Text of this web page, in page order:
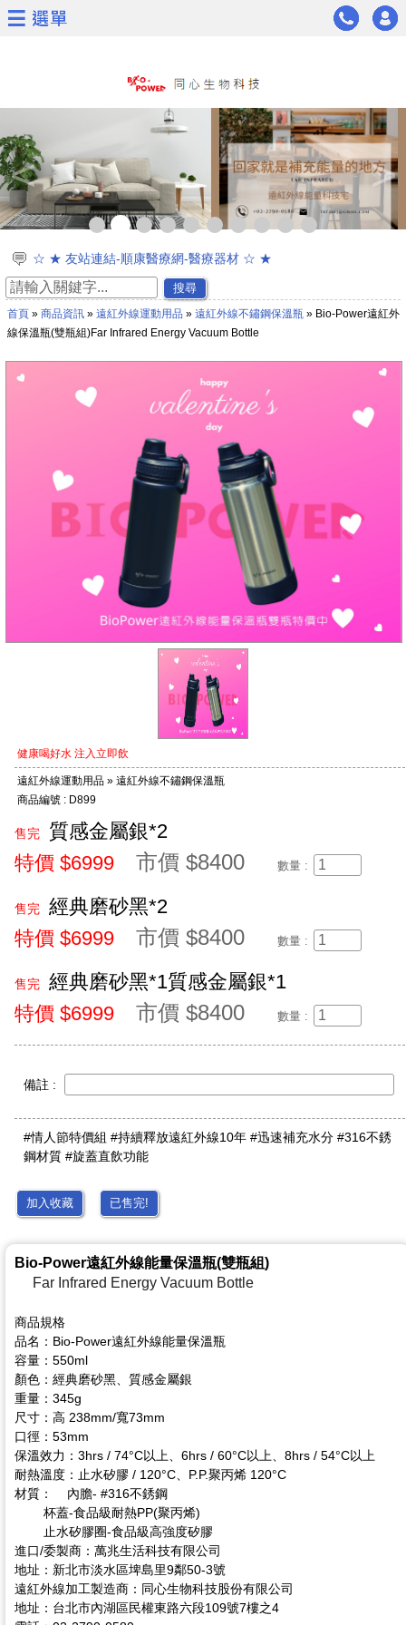
< >
☆ ★ 友站連結-順康醫療網-醫療器材 ☆ ★
☆ ★ 通過美國FDA與臺灣衛福部第一級醫療器材認證 ☆ ★
☆ ★新品上市☆ ★遠紅外線太赫茲波能量科技木地板
☆ ★~~慶祝同心生物科技通過日本太赫茲波專利認證~~★☆
☆通過專利證書★能量茶葉及能量茶包★遠紅外線能量面膜
☆同心生技遠紅外線通過23項專利證書☆ ★
搜尋
首頁» 商品資訊» 遠紅外線運動用品 » 遠紅外線不鏽鋼保溫瓶 » Bio-Power遠紅外
線保溫瓶(雙瓶組)Far Infrared Energy Vacuum Bottle
健康喝好水 注入立即飲
遠紅外線運動用品 » 遠紅外線不鏽鋼保溫瓶
商品編號 : D899
售完
質感金屬銀*2
特價 $6999 市價 $8400 數量 :
售完
經典磨砂黑*2
特價 $6999 市價 $8400 數量 :
售完
經典磨砂黑*1質感金屬銀*1
特價 $6999 市價 $8400 數量 :
備註 :
#情人節特價組 #持續釋放遠紅外線10年 #迅速補充水分 #316不銹
鋼材質 #旋蓋直飲功能
加入收藏 已售完!
Bio-Power遠紅外線能量保溫瓶(雙瓶組)
Far Infrared Energy Vacuum Bottle
商品規格
品名：Bio-Power遠紅外線能量保溫瓶
容量：550ml
顏色：經典磨砂黑、質感金屬銀
重量：345g
尺寸：高 238mm/寬73mm
口徑：53mm
保溫效力：3hrs / 74°C以上、6hrs / 60°C以上、8hrs / 54°C以上
耐熱溫度：止水矽膠 / 120°C、P.P.聚丙烯 120°C
材質： 內膽- #316不銹鋼
杯蓋-食品級耐熱PP(聚丙烯)
止水矽膠圈-食品級高強度矽膠
進口/委製商：萬兆生活科技有限公司
地址：新北市淡水區埤島里9鄰50-3號
遠紅外線加工製造商：同心生物科技股份有限公司
地址：台北市內湖區民權東路六段109號7樓之4